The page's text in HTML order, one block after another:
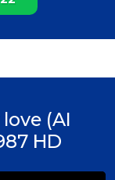
(AI
HD